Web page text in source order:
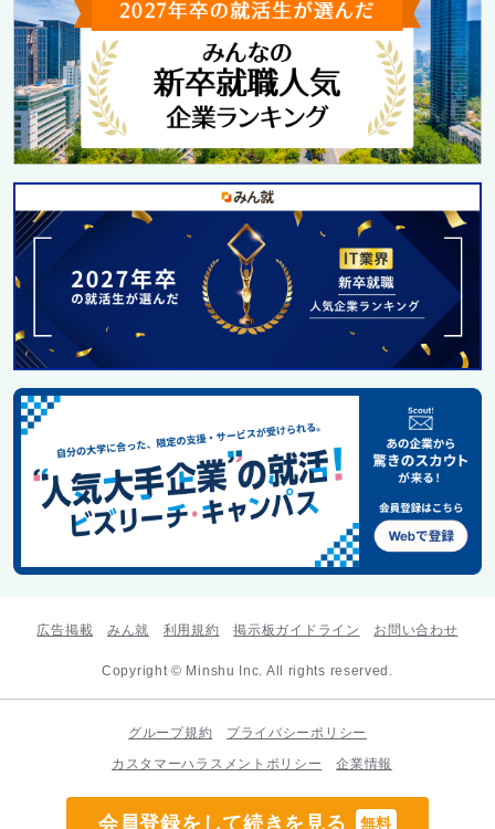
会員登録をして続きを見る 無料
広告掲載 みん就 利用規約 掲示板ガイドライン お問い合わせ
Copyright © Minshu Inc. All rights reserved.
グループ規約
プライバシーポリシー
カスタマーハラスメントポリシー
企業情報